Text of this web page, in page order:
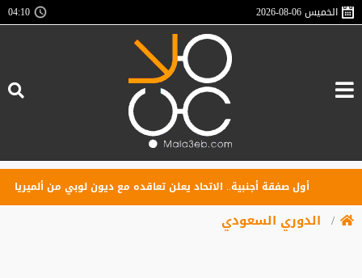
الخميس2026-08-06
04:10
أول صفقة أجنبية.. الاتحاد يعلن تعاقده مع ديون لوبي من ألميريا
الدوري السعودي